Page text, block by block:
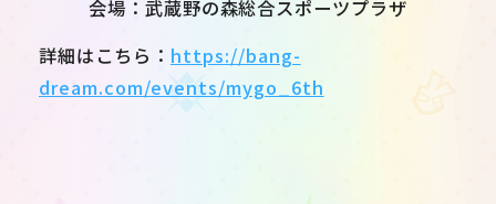
会場：武蔵野の森総合スポーツプラザ
詳細はこちら： https://bang-
dream.com/events/mygo_6th